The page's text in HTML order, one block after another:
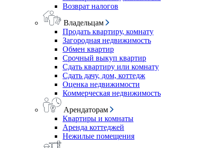
Возврат налогов
Владельцам
Продать квартиру, комнату
Загородная недвижимость
Обмен квартир
Срочный выкуп квартир
Сдать квартиру или комнату
Сдать дачу, дом, коттедж
Оценка недвижимости
Коммерческая недвижимость
Арендаторам
Квартиры и комнаты
Аренда коттеджей
Нежилые помещения